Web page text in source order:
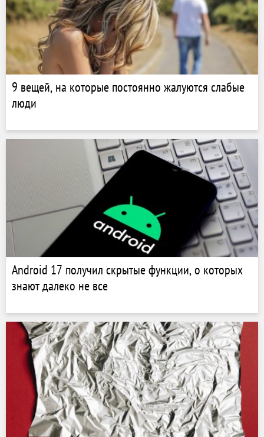
9 вещей, на которые постоянно жалуются слабые
люди
Android 17 получил скрытые функции, о которых
знают далеко не все